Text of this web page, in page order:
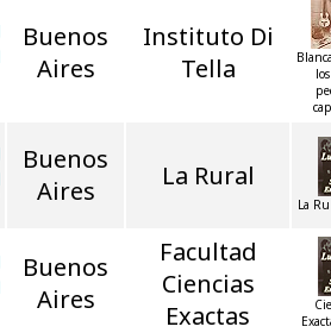
Buenos
Aires
Instituto Di
Tella
Buenos
Aires
La Rural
La
Buenos
Aires
Facultad
Ciencias
Exactas